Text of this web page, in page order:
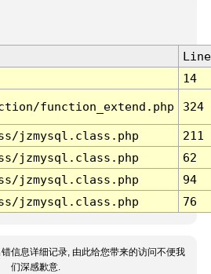
Line
14
function_extend.php 324
jzmysql.class.php
211
jzmysql.class.php
62
jzmysql.class.php
94
jzmysql.class.php 76
信息详细记录, 由此给您带来的访问不便我
们深感歉意.